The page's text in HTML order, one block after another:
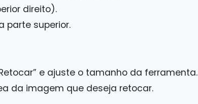
direito).
parte superior.
e ajuste o tamanho da ferramenta.
da imagem que deseja retocar.